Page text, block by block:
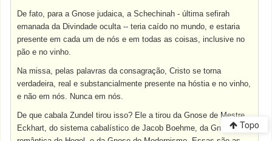
De fato, para a Gnose judaica, a Schechinah - última sefirah
emanada da Divindade oculta -- teria caído no mundo, e estaria
presente em cada um de nós e em todas as coisas, inclusive no
pão e no vinho.
Na missa, pelas palavras da consagração, Cristo se torna
verdadeira, real e substancialmente presente na hóstia e no vinho,
e não em nós. Nunca em nós.
De que cabala Zundel tirou isso? Ele a tirou da Gnose de Mestre
Eckhart, do sistema cabalístico de Jacob Boehme, da Gnose
Topo